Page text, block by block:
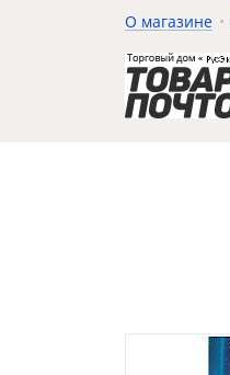
О магазине